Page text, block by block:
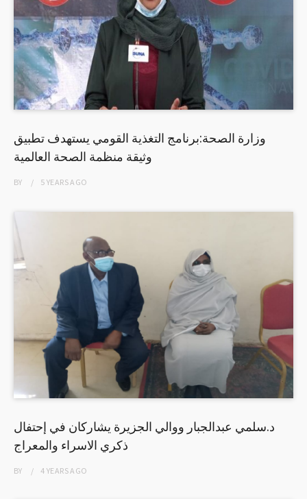
وزارة الصحة:برنامج التغذية القومي يستهدف تطبيق
وثيقة منظمة الصحة العالمية
BY 5 YEARSAGO
د.سلمي عبدالجبار ووالي الجزيرة يشاركان في إحتفال
ذكري الاسراء والمعراج
BY 4 YEARSAGO